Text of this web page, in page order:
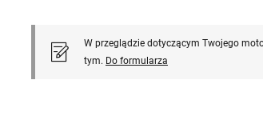
W przeglądzie dotyczącym Twojego
tym. Do formularza